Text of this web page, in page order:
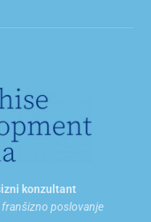
konzultant
poslovanje